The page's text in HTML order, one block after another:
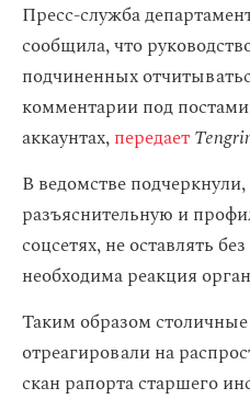
Пресс-служба
сообщила, что
подчиненных
комментарии под
аккаунтах,передает
В ведомстве
разъяснительную и
соцсетях, не оставлять
необходима реакция
Таким образом
отреагировали на
скан рапорта старшего